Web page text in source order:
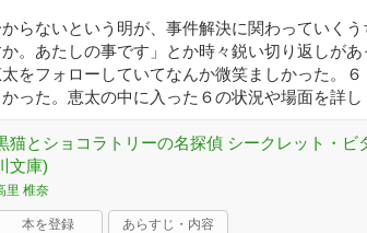
らないという明が、事件解決に関わっていくう
か。あたしの事です」とか時々鋭い切り返しが
をフォローしていてなんか微笑ましかった。６
った。恵太の中に入った６の状況や場面を詳し
猫とショコラトリーの名探偵 シークレット・ビ
文庫)
里 椎奈
本を登録 あらすじ・内容